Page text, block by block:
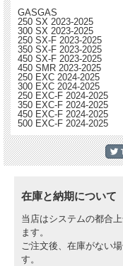
GASGAS
250 SX 2023-2025
300 SX 2023-2025
250 SX-F 2023-2025
350 SX-F 2023-2025
450 SX-F 2023-2025
450 SMR 2023-2025
250 EXC 2024-2025
300 EXC 2024-2025
250 EXC-F 2024-2025
350 EXC-F 2024-2025
450 EXC-F 2024-2025
500 EXC-F 2024-2025
在庫と納期について
当店はシステムの都合
ます。
ご注文後、在庫がない
す。